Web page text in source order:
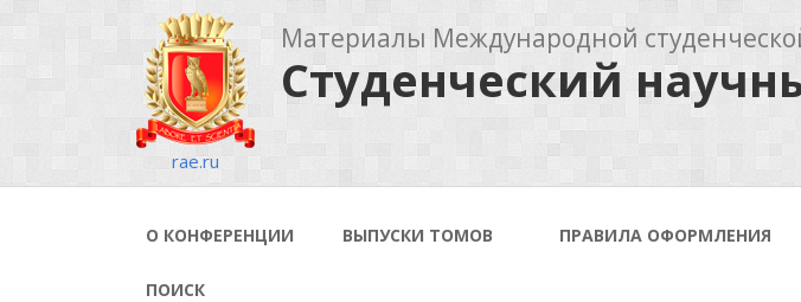
rae.ru
Материалы Международной
Студенческий
О КОНФЕРЕНЦИИ ВЫПУСКИ ТОМОВ ПРАВИЛА ОФОРМЛЕНИЯ
ПОИСК